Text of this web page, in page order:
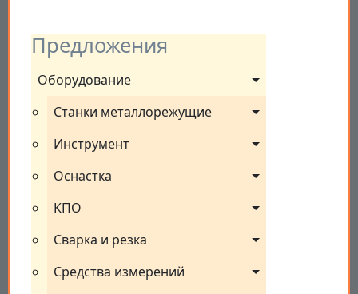
Предложения
Оборудование
Станки металлорежущие
Инструмент
Оснастка
КПО
Сварка и резка
Средства измерений